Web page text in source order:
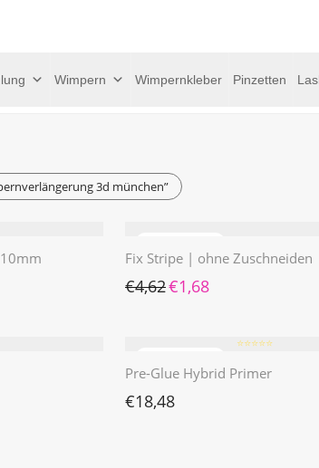
Wimpern Wimpernkleber Pinzetten
3d münchen”
Fix Stripe | ohne Zuschneiden
€4,62 Ursprünglicher Preis war:
€1,68
⭐️⭐️⭐️⭐️⭐️
Pre-Glue Hybrid Primer
€18,48